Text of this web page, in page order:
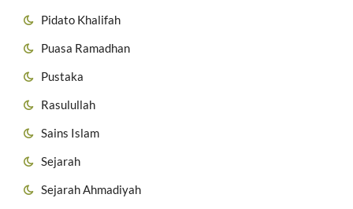
Pidato Khalifah
Puasa Ramadhan
Pustaka
Rasulullah
Sains Islam
Sejarah
Sejarah Ahmadiyah